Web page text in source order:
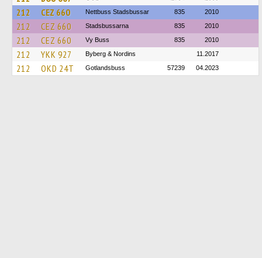
212 CEZ 660 Nettbuss Stadsbussar 835 2010
212 CEZ 660 Stadsbussarna 835 2010
212 CEZ 660 Vy Buss 835 2010
212 YKK 927 Byberg & Nordins 11.2017
212 OKD 24T Gotlandsbuss 57239 04.2023